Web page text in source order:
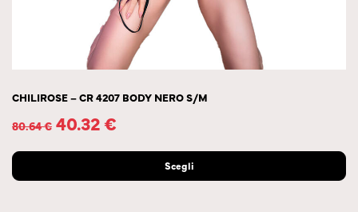
CHILIROSE – CR 4207 BODY NERO S/M
80.64€ 40.32€
Scegli